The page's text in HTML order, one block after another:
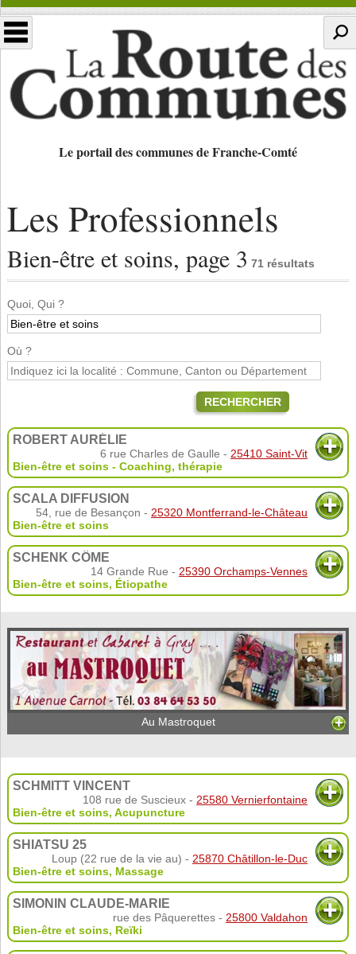
Le portail des communes de Franche-Comté
Les Professionnels
Bien-être et soins, page 3 71 résultats
Quoi, Qui ?
Où ?
RECHERCHER
ROBERT AURÉLIE
6 rue Charles de Gaulle - 25410 Saint-Vit
Bien-être et soins - Coaching, thérapie
SCALA DIFFUSION
54, rue de Besançon - 25320 Montferrand-le-Château
Bien-être et soins
SCHENK CÔME
14 Grande Rue - 25390 Orchamps-Vennes
Bien-être et soins, Étiopathe
Au Mastroquet
SCHMITT VINCENT
108 rue de Suscieux - 25580 Vernierfontaine
Bien-être et soins, Acupuncture
SHIATSU 25
Loup (22 rue de la vie au) - 25870 Châtillon-le-Duc
Bien-être et soins, Massage
SIMONIN CLAUDE-MARIE
rue des Pâquerettes - 25800 Valdahon
Bien-être et soins, Reïki